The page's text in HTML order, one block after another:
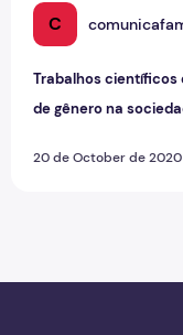
C
Trabalhos científicos
de gênero na
20 de October de 2020